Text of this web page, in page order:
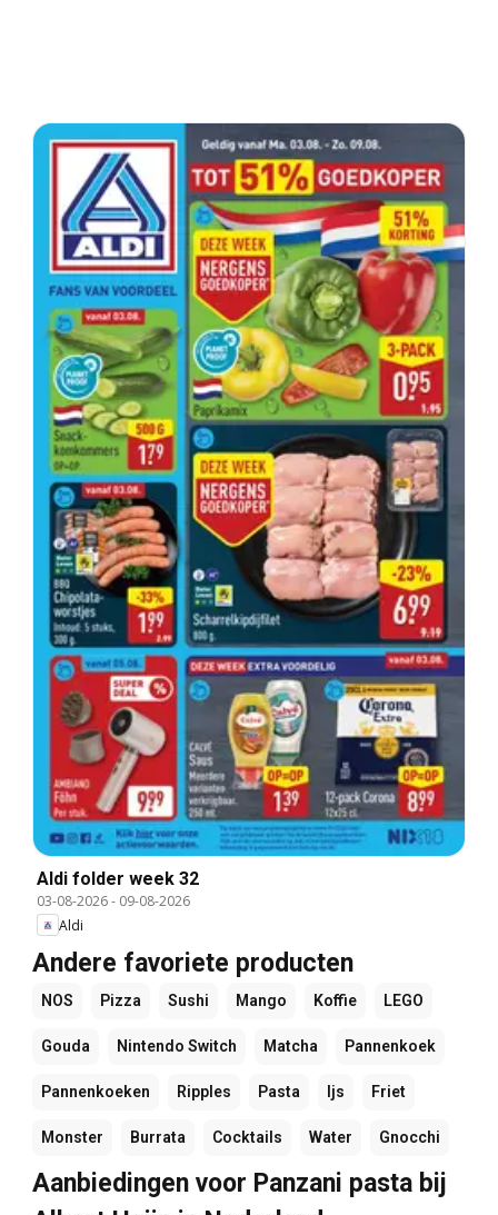
Aldi folder week 32
03-08-2026- 09-08-2026
Aldi
Andere favoriete producten
NOS Pizza Sushi Mango Koffie LEGO
Gouda Nintendo Switch Matcha Pannenkoek
Pannenkoeken Ripples Pasta Ijs Friet
Monster Burrata Cocktails Water Gnocchi
Aanbiedingen voor Panzani pasta bij